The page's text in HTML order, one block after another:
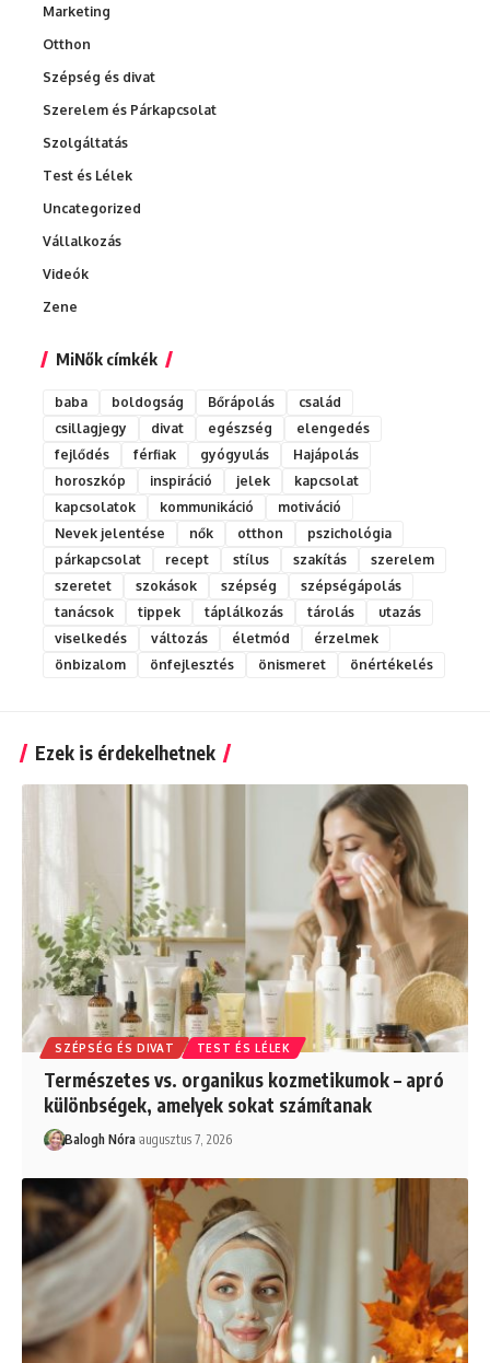
Marketing
Otthon
Szépség és divat
Szerelem és Párkapcsolat
Szolgáltatás
Test és Lélek
Uncategorized
Vállalkozás
Videók
Zene
MiNők címkék
baba boldogság Bőrápolás
család
csillagjegy
divat egészség
elengedés
fejlődés
férfiak gyógyulás
Hajápolás
horoszkóp
inspiráció jelek
kapcsolat
kapcsolatok
kommunikáció
motiváció
Nevek jelentése
nők otthon
pszichológia
párkapcsolat
recept stílus szakítás
szerelem
szeretet
szokások szépség
szépségápolás
tanácsok
tippek táplálkozás tárolás
utazás
viselkedés
változás életmód
érzelmek
önbizalom
önfejlesztés önismeret önértékelés
Ezek is érdekelhetnek
SZÉPSÉG ÉS DIVAT TEST ÉS LÉLEK
Természetes vs. organikus kozmetikumok – apró
különbségek, amelyek sokat számítanak
Balogh Nóra augusztus 7, 2026